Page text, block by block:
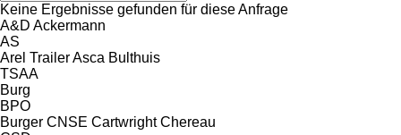
Keine Ergebnisse gefunden für diese Anfrage
A&D Ackermann
AS
Arel TrailerAsca Bulthuis
TSAA
Burg
BPO
Burger CNSE Cartwright Chereau